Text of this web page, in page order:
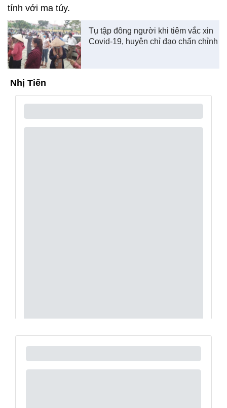
tính với ma túy.
Tụ tập đông người khi tiêm vắc xin
Covid-19, huyện chỉ đạo chấn chỉnh
Nhị Tiến